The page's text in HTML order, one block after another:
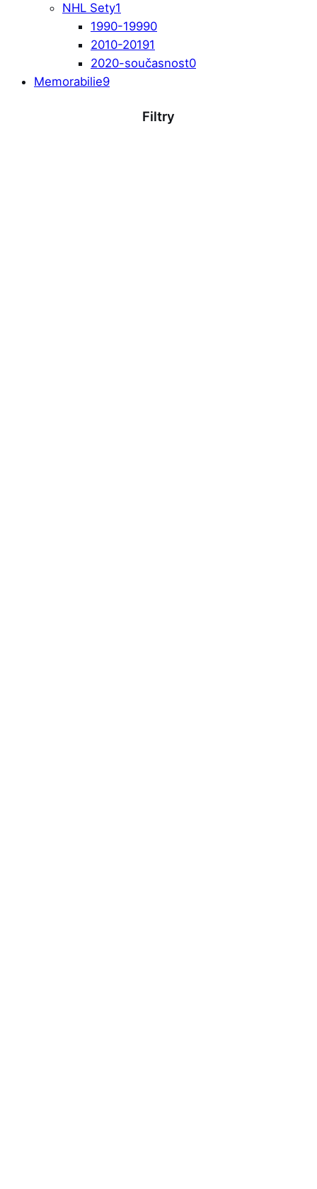
NHL Sety1
1990-19990
2010-20191
2020-současnost0
Memorabilie9
Filtry